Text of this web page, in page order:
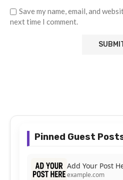
Save my name, email, and
next time I comment.
Pinned Guest
Add Your Post
example.com